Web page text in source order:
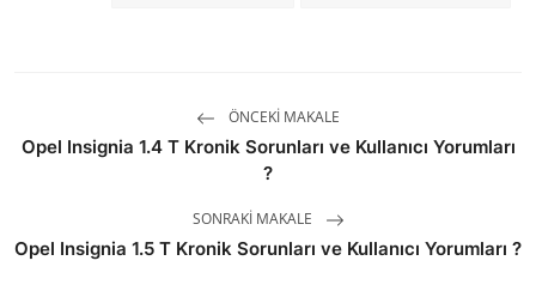
ÖNCEKI MAKALE
Opel Insignia 1.4 T Kronik Sorunları ve Kullanıcı Yorumları
?
SONRAKI MAKALE
Opel Insignia 1.5 T Kronik Sorunları ve Kullanıcı Yorumları ?